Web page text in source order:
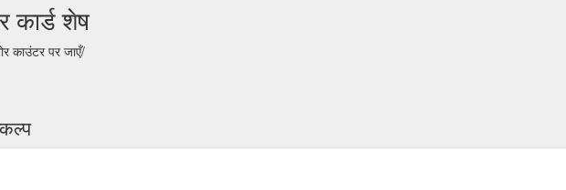
कार्ड शेष
काउंटर पर जाएँ/